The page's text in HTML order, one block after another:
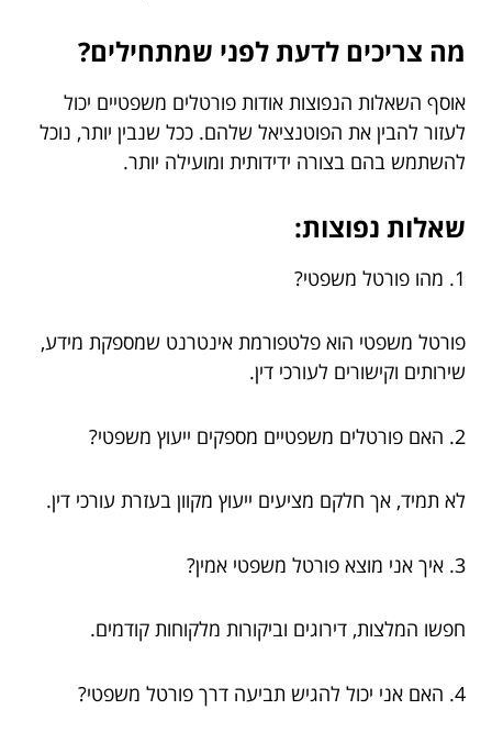
מה צריכים לדעת לפני שמתחילים?
אוסף השאלות הנפוצות אודות פורטלים משפטיים יכול
לעזור להבין את הפוטנציאל שלהם. ככל שנבין יותר, נוכל
להשתמש בהם בצורה ידידותית ומועילה יותר.
שאלות נפוצות:
1. מהו פורטל משפטי?
פורטל משפטי הוא פלטפורמת אינטרנט שמספקת מידע,
שירותים וקישורים לעורכי דין.
2. האם פורטלים משפטיים מספקים ייעוץ משפטי?
לא תמיד, אך חלקם מציעים ייעוץ מקוון בעזרת עורכי דין.
3. איך אני מוצא פורטל משפטי אמין?
חפשו המלצות, דירוגים וביקורות מלקוחות קודמים.
4. האם אני יכול להגיש תביעה דרך פורטל משפטי?